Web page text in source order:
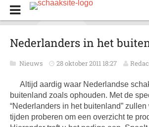
Nederlanders in het
Nieuws 28 oktober 2011 18:27
Altijd aardig waar Nederlandse
buitenland zoals ophouden. Met de
“Nederlanders in het buitenland”
tijden proberen om een overzicht te